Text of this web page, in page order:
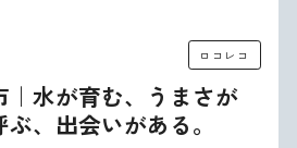
ロコレコ
｜水が育む、うまさが
、出会いがある。